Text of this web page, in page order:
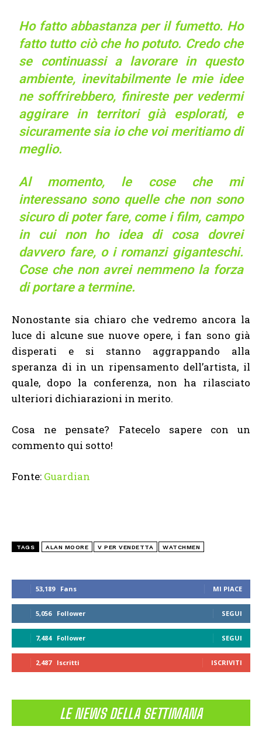
53,189 Fans MI PIACE
5,056 Follower SEGUI
7,484 Follower SEGUI
2,487 Iscritti ISCRIVITI
LE NEWS DELLA SETTIMANA
Ho fatto abbastanza per il fumetto. Ho
fatto tutto ciò che ho potuto. Credo che
se continuassi a lavorare in questo
ambiente, inevitabilmente le mie idee
ne soffrirebbero, finireste per vedermi
aggirare in territori già esplorati, e
sicuramente sia io che voi meritiamo di
meglio.
Al momento, le cose che mi
interessano sono quelle che non sono
sicuro di poter fare, come i film, campo
in cui non ho idea di cosa dovrei
davvero fare, o i romanzi giganteschi.
Cose che non avrei nemmeno la forza
di portare a termine.
Nonostante sia chiaro che vedremo ancora la
luce di alcune sue nuove opere, i fan sono già
disperati e si stanno aggrappando alla
speranza di in un ripensamento dell’artista, il
quale, dopo la conferenza, non ha rilasciato
ulteriori dichiarazioni in merito.
Cosa ne pensate? Fatecelo sapere con un
commento qui sotto!
Fonte: Guardian
TAGS ALAN MOORE V PER VENDETTA WATCHMEN